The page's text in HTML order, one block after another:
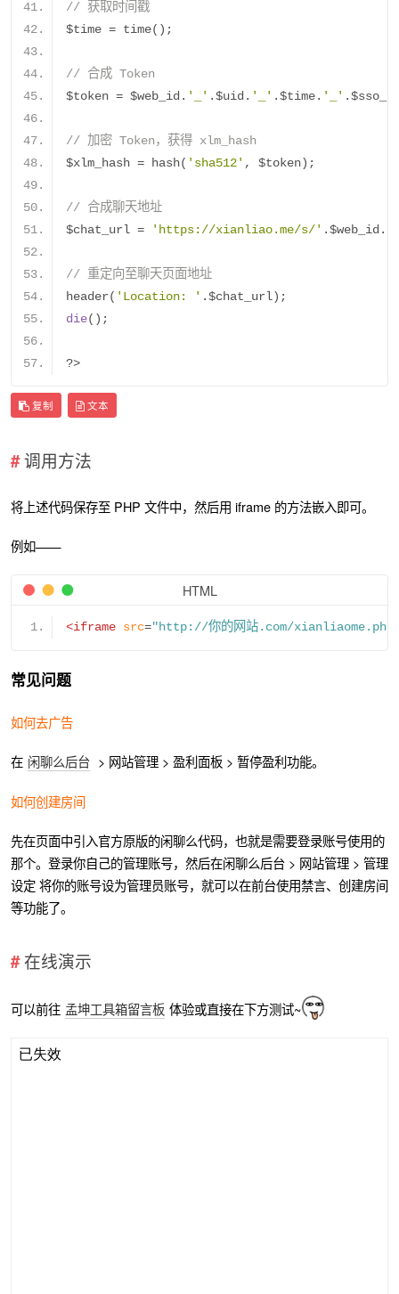
// 获取时间戳
$time = time();
// 合成 Token
$token = $web_id. '_' .$uid. '_' .$time. '_' .
// 加密 Token，获得 xlm_hash
$xlm_hash = hash( 'sha512' , $token);
// 合成聊天地址
$chat_url = 'https://xianliao.me/s/' .$web_id.
// 重定向至聊天页面地址
header( 'Location: ' .$chat_url);
die();
?>
复制 文本
调用方法
将上述代码保存至 PHP 文件中，然后用 iframe 的方法嵌入即可。
例如——
HTML
<iframe src="http://你的网站.com/
常见问题
如何去广告
在 闲聊么后台 > 网站管理 > 盈利面板 > 暂停盈利功能。
如何创建房间
先在页面中引入官方原版的闲聊么代码，也就是需要登录账号使用的
那个。登录你自己的管理账号，然后在闲聊么后台 > 网站管理 > 管理
设定 将你的账号设为管理员账号，就可以在前台使用禁言、创建房间
等功能了。
在线演示
可以前往 孟坤工具箱留言板 体验或直接在下方测试~